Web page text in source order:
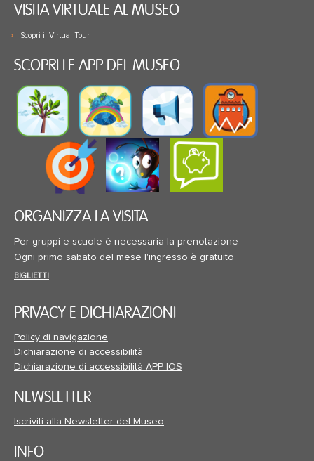
VISITA VIRTUALE AL MUSEO
Scopri il Virtual Tour
SCOPRI LE APP DEL MUSEO
ORGANIZZA LA VISITA
Per gruppi e scuole è necessaria la prenotazione
Ogni primo sabato del mese l'ingresso è gratuito
BIGLIETTI
PRIVACY E DICHIARAZIONI
Policy di navigazione
Dichiarazione di accessibilità
Dichiarazione di accessibilità APP IOS
NEWSLETTER
Iscriviti alla Newsletter del Museo
INFO